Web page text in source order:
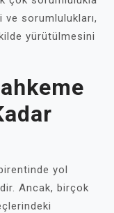
ve sorumlulukları,
yürütülmesini
yol
Ancak, birçok